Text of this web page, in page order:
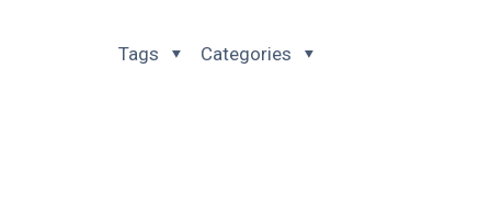
Categories
Tags